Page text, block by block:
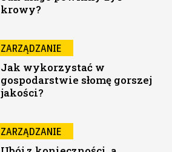
krowy?
ZARZĄDZANIE
Jak wykorzystać w
gospodarstwie słomę gorszej
jakości?
ZARZĄDZANIE